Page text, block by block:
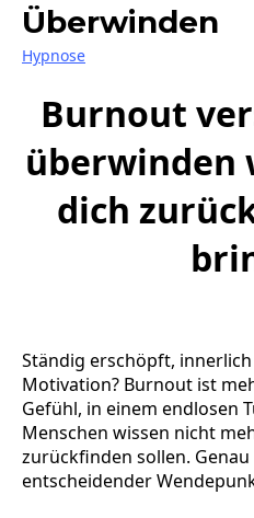
Überwinden
Hypnose
Burnout
überwinden
dich
Ständig erschöpft,
Motivation? Burnout ist
Gefühl, in einem endlosen
Menschen wissen nicht
zurückfinden sollen.
entscheidender